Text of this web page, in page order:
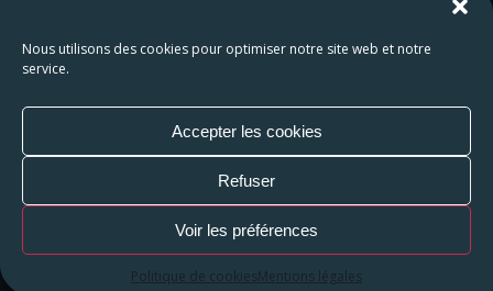
Nous utilisons des cookies pour optimiser notre site web et notre
service.
Accepter les cookies
Refuser
Voir les préférences
Politique de cookiesMentions légales
Rejoignez-nous !